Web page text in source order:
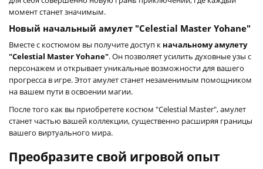
момент станет значимым.
Новый начальный амулет "Celestial Master Yohane"
Вместе с костюмом вы получите доступ к начальному амулету
"Celestial Master Yohane". Он позволяет усилить духовные узы с
персонажем и открывает уникальные возможности для вашего
прогресса в игре. Этот амулет станет незаменимым помощником
на вашем пути в освоении магии.
После того как вы приобретете костюм "Celestial Master", амулет
станет частью вашей коллекции, существенно расширяя границы
вашего виртуального мира.
Преобразите свой игровой опыт